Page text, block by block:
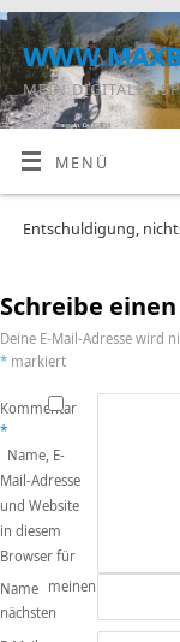
MEIN DIGITALES
MENÜ
Entschuldigung,
Schreibe
Deine E-Mail-Adresse wird
* markiert
Kommentar
*
Name
Name, E-
Mail-Adresse
und Website
in diesem
Browser für
meinen
nächsten